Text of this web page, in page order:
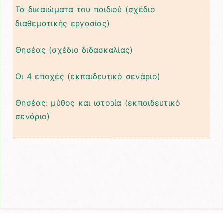
Τα δικαιώματα του παιδιού (σχέδιο
διαθεματικής εργασίας)
Θησέας (σχέδιο διδασκαλίας)
Οι 4 εποχές (εκπαιδευτικό σενάριο)
Θησέας: μύθος και ιστορία (εκπαιδευτικό
σενάριο)